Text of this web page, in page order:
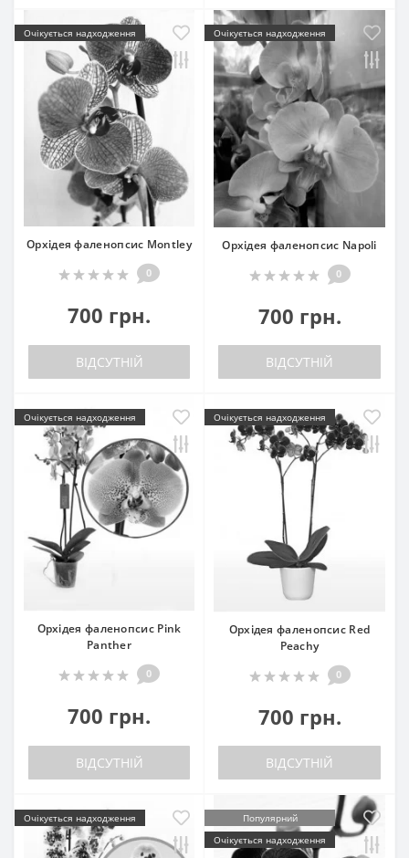
Очікується надходження
Орхідея фаленопсис Montley
0
700 грн.
ВІДСУТНІЙ
Очікується надходження
Орхідея фаленопсис Napoli
0
700 грн.
ВІДСУТНІЙ
Очікується надходження
Орхідея фаленопсис Pink
Panther
0
700 грн.
ВІДСУТНІЙ
Очікується надходження
Орхідея фаленопсис Red
Peachy
0
700 грн.
ВІДСУТНІЙ
Очікується надходження
Популярний
Очікується надходження